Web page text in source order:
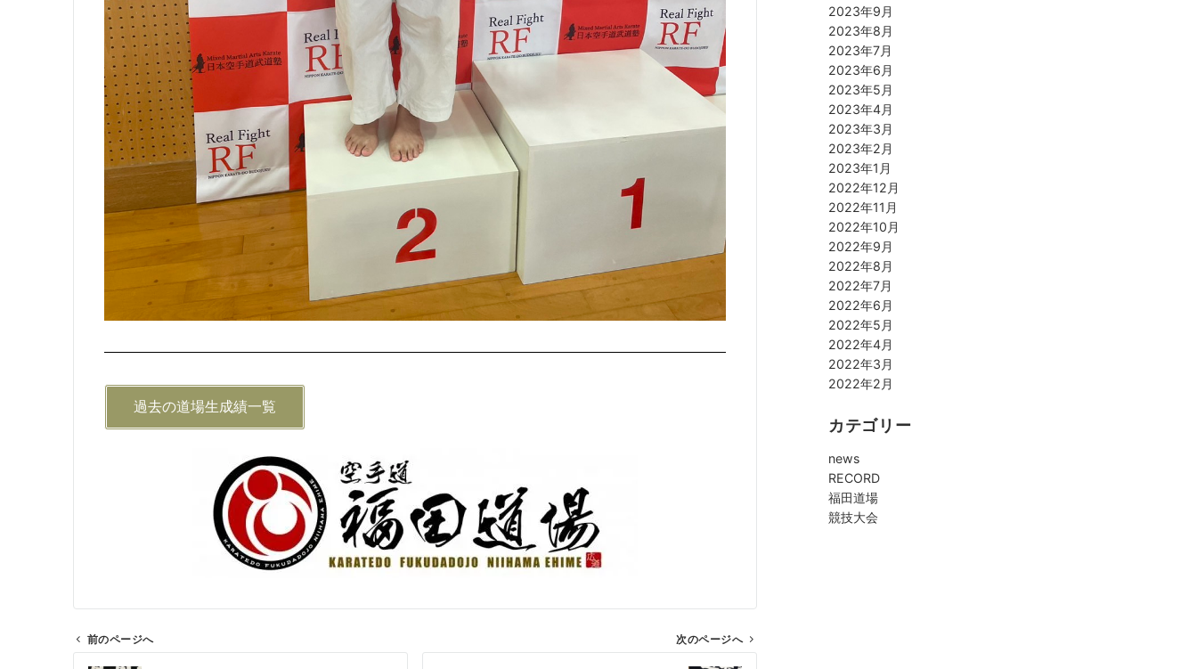
過去の道場生成績一覧
前のページへ 次のページへ
2023年9月
2023年8月
2023年7月
2023年6月
2023年5月
2023年4月
2023年3月
2023年2月
2023年1月
2022年12月
2022年11月
2022年10月
2022年9月
2022年8月
2022年7月
2022年6月
2022年5月
2022年4月
2022年3月
2022年2月
カテゴリー
news
RECORD
福田道場
競技大会